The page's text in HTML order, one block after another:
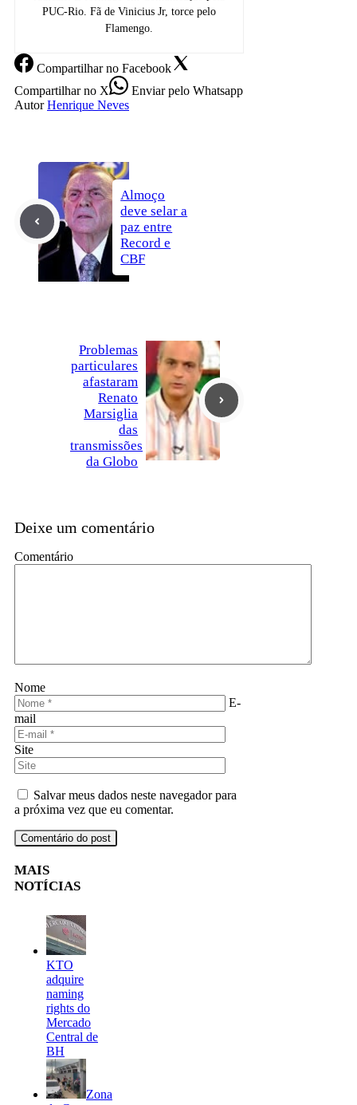
PUC-Rio. Fã de Vinicius Jr, torce pelo
Flamengo.
Compartilharno Facebook
Compartilharno X Enviarpelo Whatsapp
Autor Henrique Neves
Almoço
deve selar a
paz entre
Record e
CBF
Problemas
particulares
afastaram
Renato
Marsiglia
das
transmissões
da Globo
Deixe um comentário
Comentário
Nome
E-
mail
Site
Salvar meus dados neste navegador para
a próxima vez que eu comentar.
MAIS
NOTÍCIAS
KTO
adquire
naming
rights do
Mercado
Central de
BH
Zona